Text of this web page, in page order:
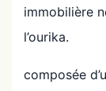
immobilière
l’ourika.
composée